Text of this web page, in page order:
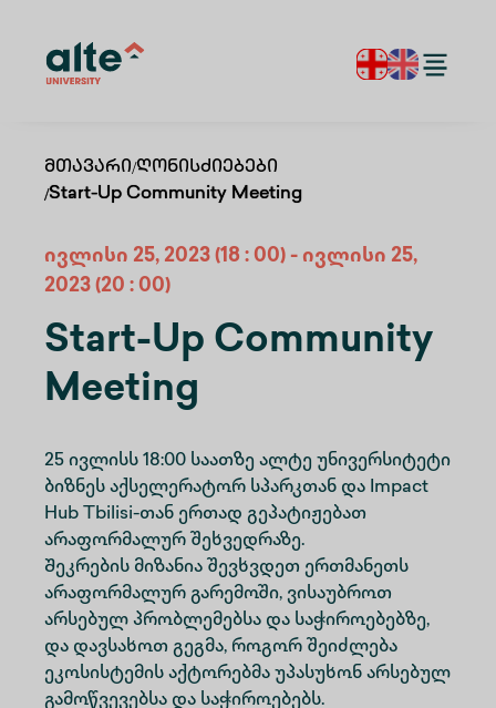
Მთავარი/Ღონისძიებები
/Start-Up Community Meeting
ივლისი 25, 2023 (18 : 00) - ივლისი 25,
2023 (20 : 00)
Start-Up Community
Meeting
25 ივლისს 18:00 საათზე ალტე უნივერსიტეტი
ბიზნეს აქსელერატორ სპარკთან და Impact
Hub Tbilisi-თან ერთად გეპატიჟებათ
არაფორმალურ შეხვედრაზე.
Შეკრების მიზანია შევხვდეთ ერთმანეთს
არაფორმალურ გარემოში, ვისაუბროთ
არსებულ პრობლემებსა და საჭიროებებზე,
და დავსახოთ გეგმა, როგორ შეიძლება
ეკოსისტემის აქტორებმა უპასუხონ არსებულ
გამოწვევებსა და საჭიროებებს.